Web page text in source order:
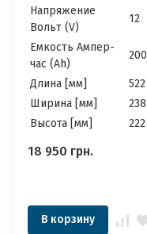
12в 200Ач
Напряжение
Вольт (V)
12
Емкость Ампер-
час (Ah)
200
Длина [мм]
522
Ширина [мм]
238
Высота [мм]
222
18 950 грн.
В корзину